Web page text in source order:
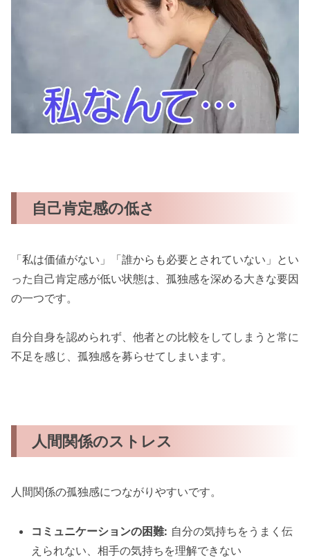
自己肯定感の低さ
「私は価値がない」「誰からも必要とされていない」とい
った自己肯定感が低い状態は、孤独感を深める大きな要因
の一つです。
自分自身を認められず、他者との比較をしてしまうと常に
不足を感じ、孤独感を募らせてしまいます。
人間関係のストレス
人間関係の孤独感につながりやすいです。
コミュニケーションの困難: 自分の気持ちをうまく伝
えられない、相手の気持ちを理解できない